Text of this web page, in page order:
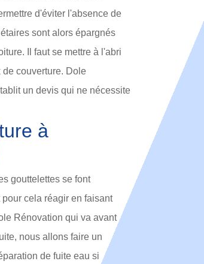
d'éviter l'absence de
sont alors épargnés
Il faut se mettre à l'abri
couverture. Dole
un devis qui ne nécessite
à
gouttelettes se font
cela réagir en faisant
Rénovation qui va avant
nous allons faire un
de fuite eau si